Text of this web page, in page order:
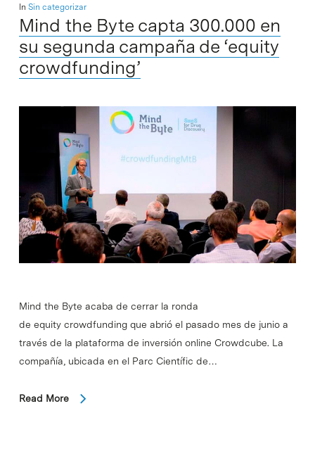
In Sin categorizar
Mind the Byte capta 300.000 en
su segunda campaña de ‘equity
crowdfunding’
Mind the Byte acaba de cerrar la ronda
de equity crowdfunding que abrió el pasado mes de junio a
través de la plataforma de inversión online Crowdcube. La
compañía, ubicada en el Parc Científic de…
Read More